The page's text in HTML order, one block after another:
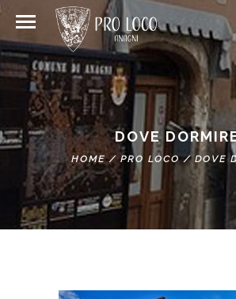
DOVE
HOME/PRO LOCO/ DOVE
DORMIRE
TI CONSIGLIAMO DOVE